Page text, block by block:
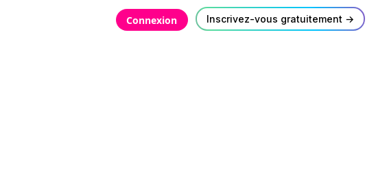
Connexion Inscrivez-vous gratuitement →